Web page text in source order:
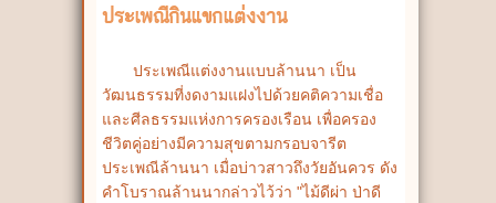
ประเพณีกินแขกแต่งงาน
ประเพณีแต่งงานแบบล้านนา เป็น
วัฒนธรรมที่งดงามแฝงไปด้วยคติความเชื่อ
และศีลธรรมแห่งการครองเรือน เพื่อครอง
ชีวิตคู่อย่างมีความสุขตามกรอบจารีต
ประเพณีล้านนา เมื่อบ่าวสาวถึงวัยอันควร ดัง
คำโบราณล้านนากล่าวไว้ว่า "ไม้ดีผ่า ป่าดี